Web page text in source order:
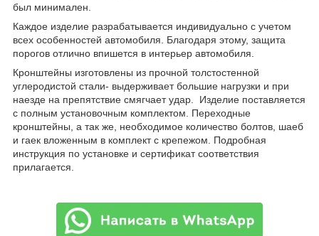
был минимален.
Каждое изделие разрабатывается индивидуально с учетом
всех особенностей автомобиля. Благодаря этому, защита
порогов отлично впишется в интерьер автомобиля.
Кронштейны изготовлены из прочной толстостенной
углеродистой стали- выдерживает большие нагрузки и при
наезде на препятствие смягчает удар. Изделие поставляется
с полным установочным комплектом. Переходные
кронштейны, а так же, необходимое количество болтов, шаеб
и гаек вложенным в комплект с крепежом. Подробная
инструкция по установке и сертификат соответствия
прилагается.